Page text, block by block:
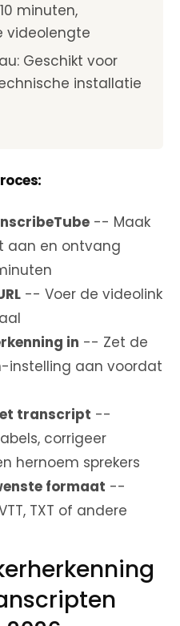
minuten,
videolengte
Geschikt voor
installatie
-- Maak
aan en ontvang
-- Voer de videolink
in -- Zet de
instelling aan voordat
transcript --
corrigeer
hernoem sprekers
formaat --
TXT of andere